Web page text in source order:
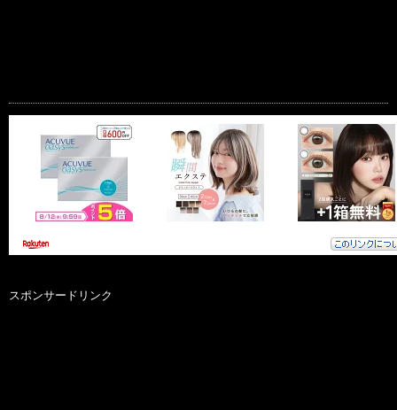
スポンサードリンク